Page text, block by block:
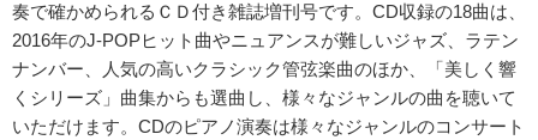
奏で確かめられるＣＤ付き雑誌増刊号です。CD収録の18曲は、
2016年のJ-POPヒット曲やニュアンスが難しいジャズ、ラテン
ナンバー、人気の高いクラシック管弦楽曲のほか、「美しく響
くシリーズ」曲集からも選曲し、様々なジャンルの曲を聴いて
いただけます。CDのピアノ演奏は様々なジャンルのコンサート